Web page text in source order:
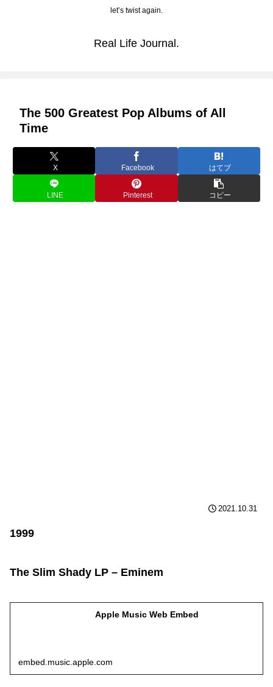
let’s twist again.
Real Life Journal.
The 500 Greatest Pop Albums of All
Time
X Facebook はてブ
LINE Pinterest コピー
2021.10.31
1999
The Slim Shady LP – Eminem
Apple Music Web Embed
embed.music.apple.com